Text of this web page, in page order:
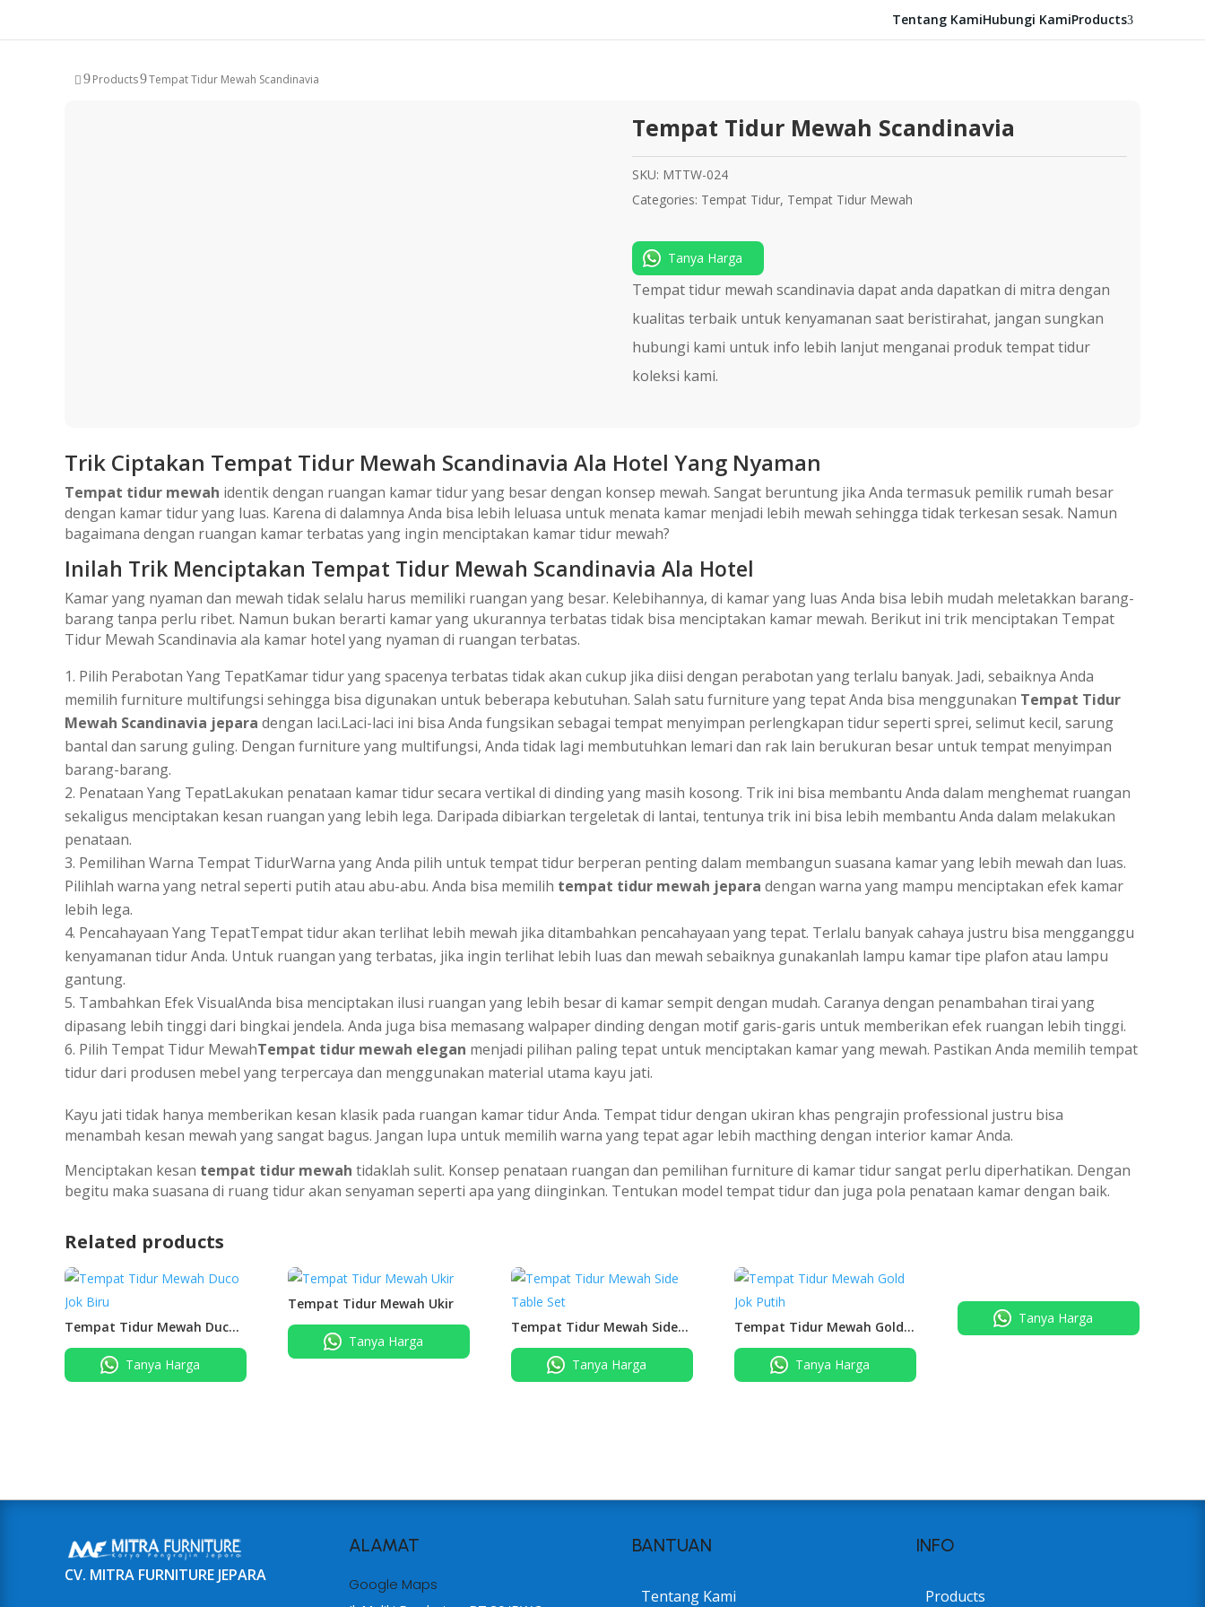
Tentang KamiHubungi KamiProducts3
 9Products9Tempat Tidur Mewah Scandinavia
Tempat Tidur Mewah Scandinavia
SKU: MTTW-024
Categories: Tempat Tidur, Tempat Tidur Mewah
Tanya Harga
Tempat tidur mewah scandinavia dapat anda dapatkan di mitra dengan
kualitas terbaik untuk kenyamanan saat beristirahat, jangan sungkan
hubungi kami untuk info lebih lanjut menganai produk tempat tidur
koleksi kami.
Trik Ciptakan Tempat Tidur Mewah Scandinavia Ala Hotel Yang Nyaman
Tempat tidur mewah identik dengan ruangan kamar tidur yang besar dengan konsep mewah. Sangat beruntung jika Anda termasuk pemilik rumah besar
dengan kamar tidur yang luas. Karena di dalamnya Anda bisa lebih leluasa untuk menata kamar menjadi lebih mewah sehingga tidak terkesan sesak. Namun
bagaimana dengan ruangan kamar terbatas yang ingin menciptakan kamar tidur mewah?
Inilah Trik Menciptakan Tempat Tidur Mewah Scandinavia Ala Hotel
Kamar yang nyaman dan mewah tidak selalu harus memiliki ruangan yang besar. Kelebihannya, di kamar yang luas Anda bisa lebih mudah meletakkan barang-
barang tanpa perlu ribet. Namun bukan berarti kamar yang ukurannya terbatas tidak bisa menciptakan kamar mewah. Berikut ini trik menciptakan Tempat
Tidur Mewah Scandinavia ala kamar hotel yang nyaman di ruangan terbatas.
Pilih Perabotan Yang TepatKamar tidur yang spacenya terbatas tidak akan cukup jika diisi dengan perabotan yang terlalu banyak. Jadi, sebaiknya Anda
memilih furniture multifungsi sehingga bisa digunakan untuk beberapa kebutuhan. Salah satu furniture yang tepat Anda bisa menggunakan Tempat Tidur
Mewah Scandinavia jepara dengan laci.Laci-laci ini bisa Anda fungsikan sebagai tempat menyimpan perlengkapan tidur seperti sprei, selimut kecil, sarung
bantal dan sarung guling. Dengan furniture yang multifungsi, Anda tidak lagi membutuhkan lemari dan rak lain berukuran besar untuk tempat menyimpan
barang-barang.
Penataan Yang TepatLakukan penataan kamar tidur secara vertikal di dinding yang masih kosong. Trik ini bisa membantu Anda dalam menghemat ruangan
sekaligus menciptakan kesan ruangan yang lebih lega. Daripada dibiarkan tergeletak di lantai, tentunya trik ini bisa lebih membantu Anda dalam melakukan
penataan.
Pemilihan Warna Tempat TidurWarna yang Anda pilih untuk tempat tidur berperan penting dalam membangun suasana kamar yang lebih mewah dan luas.
Pilihlah warna yang netral seperti putih atau abu-abu. Anda bisa memilih tempat tidur mewah jepara dengan warna yang mampu menciptakan efek kamar
lebih lega.
Pencahayaan Yang TepatTempat tidur akan terlihat lebih mewah jika ditambahkan pencahayaan yang tepat. Terlalu banyak cahaya justru bisa mengganggu
kenyamanan tidur Anda. Untuk ruangan yang terbatas, jika ingin terlihat lebih luas dan mewah sebaiknya gunakanlah lampu kamar tipe plafon atau lampu
gantung.
Tambahkan Efek VisualAnda bisa menciptakan ilusi ruangan yang lebih besar di kamar sempit dengan mudah. Caranya dengan penambahan tirai yang
dipasang lebih tinggi dari bingkai jendela. Anda juga bisa memasang walpaper dinding dengan motif garis-garis untuk memberikan efek ruangan lebih tinggi.
Pilih Tempat Tidur MewahTempat tidur mewah elegan menjadi pilihan paling tepat untuk menciptakan kamar yang mewah. Pastikan Anda memilih tempat
tidur dari produsen mebel yang terpercaya dan menggunakan material utama kayu jati.
Kayu jati tidak hanya memberikan kesan klasik pada ruangan kamar tidur Anda. Tempat tidur dengan ukiran khas pengrajin professional justru bisa
menambah kesan mewah yang sangat bagus. Jangan lupa untuk memilih warna yang tepat agar lebih macthing dengan interior kamar Anda.
Menciptakan kesan tempat tidur mewah tidaklah sulit. Konsep penataan ruangan dan pemilihan furniture di kamar tidur sangat perlu diperhatikan. Dengan
begitu maka suasana di ruang tidur akan senyaman seperti apa yang diinginkan. Tentukan model tempat tidur dan juga pola penataan kamar dengan baik.
Related products
Tempat Tidur Mewah Duco
Tanya Harga
Tempat Tidur Mewah Ukir
Tanya Harga
Tempat Tidur Mewah Side
Tanya Harga
Tempat Tidur Mewah Gold
Tanya Harga
Tanya Harga
CV. MITRA FURNITURE JEPARA
ALAMAT
Google Maps
BANTUAN
Tentang Kami
INFO
Products